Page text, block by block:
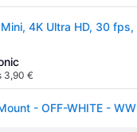
3,90 €
- OFF-WHITE - WW